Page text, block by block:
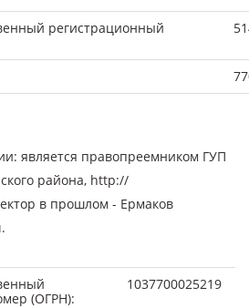
регистрационный
является правопреемником ГУП
района, http://
в прошлом - Ермаков
(ОГРН):
1037700025219